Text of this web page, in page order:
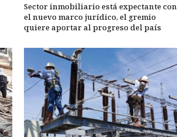
Sector inmobiliario está expectante con
el nuevo marco jurídico, el gremio
quiere aportar al progreso del país